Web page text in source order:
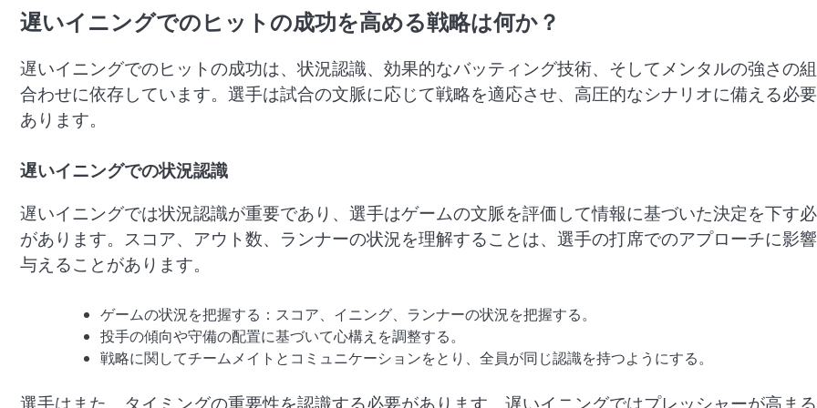
遅いイニングでのヒットの成功を高める戦略は何か？
遅いイニングでのヒットの成功は、状況認識、効果的なバッティング技術、そしてメンタルの強さの
合わせに依存しています。選手は試合の文脈に応じて戦略を適応させ、高圧的なシナリオに備える必
あります。
遅いイニングでの状況認識
遅いイニングでは状況認識が重要であり、選手はゲームの文脈を評価して情報に基づいた決定を下す
があります。スコア、アウト数、ランナーの状況を理解することは、選手の打席でのアプローチに影
与えることがあります。
ゲームの状況を把握する：スコア、イニング、ランナーの状況を把握する。
投手の傾向や守備の配置に基づいて心構えを調整する。
戦略に関してチームメイトとコミュニケーションをとり、全員が同じ認識を持つようにする。